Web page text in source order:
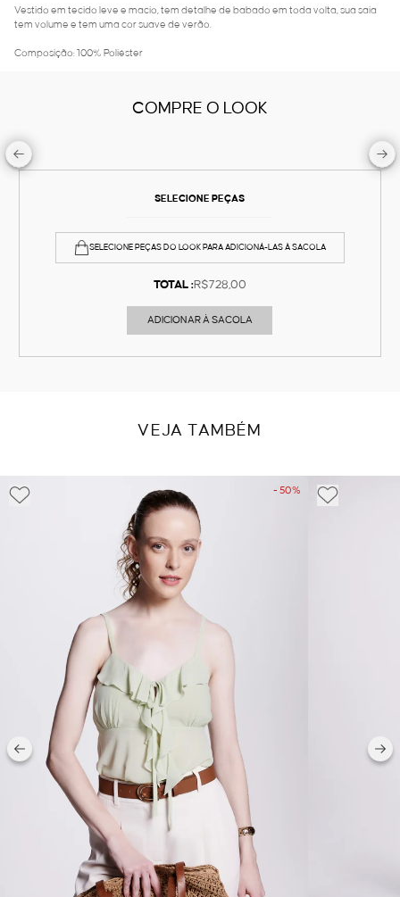
Vestido em tecido leve e macio, tem detalhe de babado em toda volta, sua saia
tem volume e tem uma cor suave de verão.
Composição: 100% Poliéster
COMPRE O LOOK
SELECIONE PEÇAS
SELECIONE PEÇAS DO LOOK PARA ADICIONÁ-LAS À SACOLA
TOTAL :R$728,00
ADICIONAR À SACOLA
VEJA TAMBÉM
- 50%